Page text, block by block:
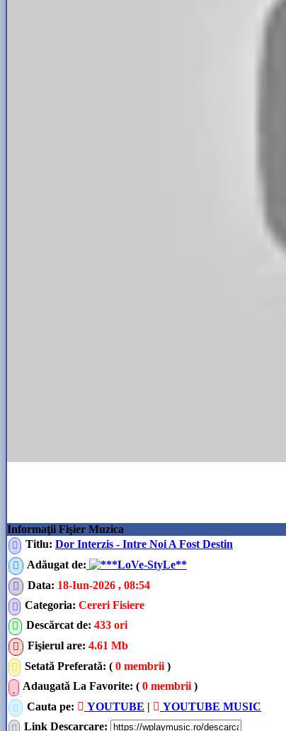
Informaţii Fişier Muzica
Titlu: Dor Interzis - Intre Noi A Fost Destin
Adăugat de:
**LoVe-StyLe**
Data: 18-Iun-2026 , 08:54
Categoria: Cereri Fisiere
Descărcat de: 433 ori
Fişierul are: 4.61 Mb
Setată Preferată: ( 0 membrii )
Adaugată La Favorite: ( 0 membrii)
Cauta pe:
YOUTUBE |
YOUTUBE MUSIC
Link Descarcare: